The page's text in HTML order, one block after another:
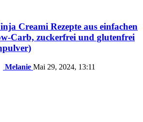
Creami Rezepte aus einfachen
Carb, zuckerfrei und glutenfrei
Melanie Mai 29, 2024, 13:11